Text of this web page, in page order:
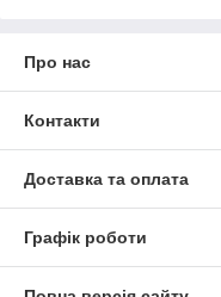
Про нас
Контакти
Доставка та оплата
Графік роботи